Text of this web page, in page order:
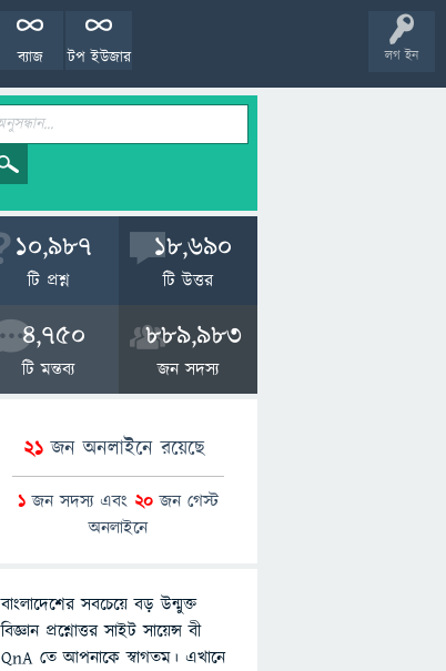
লগ ইন
টপ ইউজার
ব্যাজ
10,987
টি প্রশ্ন
18,690
টি উত্তর
4,750
টি মন্তব্য
889,983
জন সদস্য
21জন অনলাইনে রয়েছে
1 জন সদস্য এবং 20 জন গেস্ট
অনলাইনে
বাংলাদেশের সবচেয়ে বড় উন্মুক্ত
বিজ্ঞান প্রশ্নোত্তর সাইট সায়েন্স বী
QnA তে আপনাকে স্বাগতম। এখানে